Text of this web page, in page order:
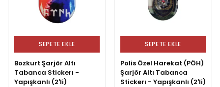
SEPETE EKLE
Bozkurt Şarjör Altı
Tabanca Stickerı -
Yapışkanlı (2'li)
SEPETE EKLE
Polis Özel Harekat (PÖH)
Şarjör Altı Tabanca
Stickerı - Yapışkanlı (2'li)